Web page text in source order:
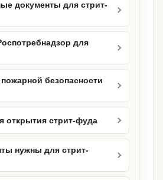
документы для стрит-
для
безопасности
открытия стрит-фуда
нужны для стрит-